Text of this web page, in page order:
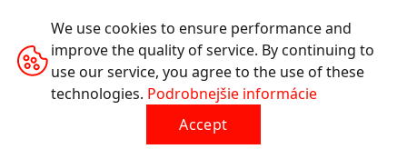
Kontaktujte nás
Všetky práva vyhradené © 2014-2026 CANYON
We use cookies to ensure performance and
improve the quality of service. By continuing to
use our service, you agree to the use of these
technologies. Podrobnejšie informácie
Accept